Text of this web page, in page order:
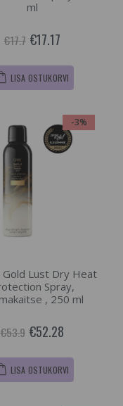
ml
€17.7 €17.17
LISA OSTUKORVI
-3%
Gold Lust Dry Heat
Spray,
, 250 ml
€53.9 €52.28
LISA OSTUKORVI